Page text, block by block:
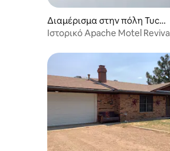
Διαμέρισμα στην πόλη Tucu
mcari
Ιστορικό Apache Motel